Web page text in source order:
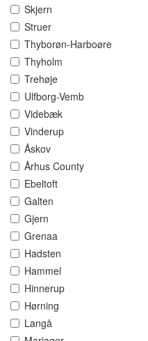
Skjern
Struer
Thyborøn-Harboøre
Thyholm
Trehøje
Ulfborg-Vemb
Videbæk
Vinderup
Åskov
Århus County
Ebeltoft
Galten
Gjern
Grenaa
Hadsten
Hammel
Hinnerup
Hørning
Langå